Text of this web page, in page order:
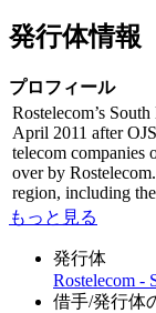
発行体情報
プロフィール
Rostelecom’s
April 2011 after
telecom companies
over by
region, including
もっと見る
発行体
Rostelecom -
借手/発行体